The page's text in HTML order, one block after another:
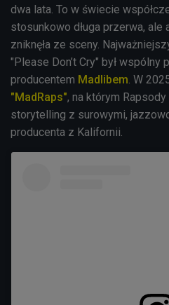
dwa lata. To w świecie
stosunkowo długa przerwa,
zniknęła ze sceny.
"Please Don’t Cry" był wspólny
producentem Madlibem. W
"MadRaps", na którym
storytelling z surowymi,
producenta z Kalifornii.